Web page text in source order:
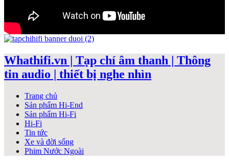
Whathifi.vn | Tạp chí âm thanh | Thông
tin audio | thiết bị nghe nhìn
Trang chủ
Sản phẩm Hi-End
Sản phẩm Hi-Fi
Hi-Fi
Tin tức
Xe và đời sống
Phim Nước Ngoài